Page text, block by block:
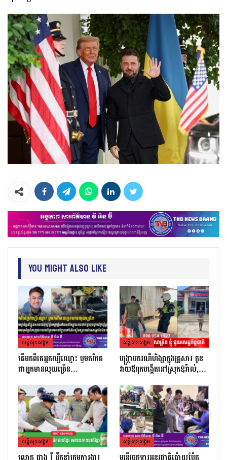
You Might Also Like
សន្តិសុខសង្គម
តេីមកពីគេអ្នកល្បីឈ្មោះ​ ឫមកពីគេ
ជាអ្នកមានលុយច្រេីន​…
សន្តិសុខសង្គម
បង្ក្រាបករណីហិង្សាក្នុងគ្រួសារ កូន
វាយឪពុកបង្កើតនៅស្រុកឱរ៉ាល់,…
សន្តិសុខសង្គម សន្តិសុខសង្គម